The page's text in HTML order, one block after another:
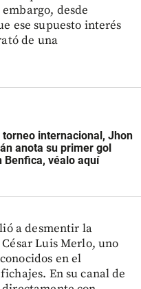
desde
ese supuesto interés
de una
torneo internacional, Jhon
anota su primer gol
Benfica, véalo aquí
a desmentir la
Luis Merlo, uno
en el
En su canal de